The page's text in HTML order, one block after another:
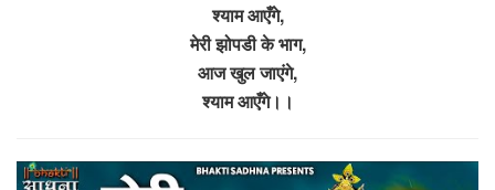
श्याम आएँगे,
मेरी झोपडी के भाग,
आज खुल जाएंगे,
श्याम आएँगे।।